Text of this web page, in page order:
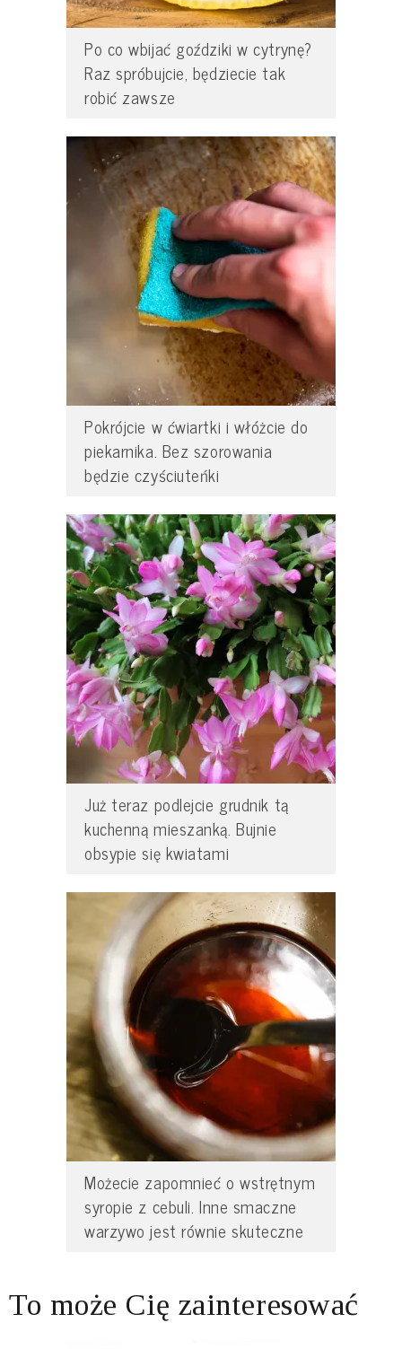
Po co wbijać goździki w cytrynę?
Raz spróbujcie, będziecie tak
robić zawsze
Pokrójcie w ćwiartki i włóżcie do
piekarnika. Bez szorowania
będzie czyściuteńki
Już teraz podlejcie grudnik tą
kuchenną mieszanką. Bujnie
obsypie się kwiatami
Możecie zapomnieć o wstrętnym
syropie z cebuli. Inne smaczne
warzywo jest równie skuteczne
To może Cię zainteresować